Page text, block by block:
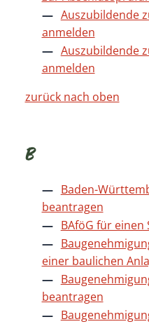
Auszubildende
anmelden
Auszubildende
anmelden
zurück nach oben
B
Baden-
beantragen
BAföG für
einer baulichen
beantragen